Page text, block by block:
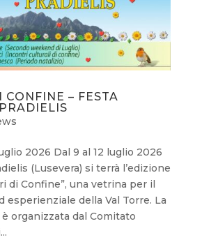
CONFINE – FESTA
2026 Dal 9 al 12 luglio 2026
(Lusevera) si terrà l’edizione
di Confine”, una vetrina per il
esperienziale della Val Torre. La
organizzata dal Comitato